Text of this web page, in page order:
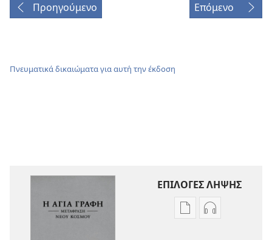
Προηγούμενο Επόμενο
Πνευματικά δικαιώματα για αυτή την έκδοση
ΕΠΙΛΟΓΕΣ ΛΗΨΗΣ
ΕπιλογέςΕπιλογές